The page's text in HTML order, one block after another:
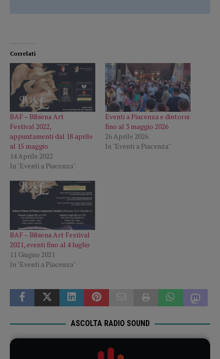
Correlati
BAF – Bibiena Art
Festival 2022,
appuntamenti dal 18 aprile
al 15 maggio
14 Aprile 2022
In "Eventi a Piacenza"
Eventi a Piacenza e dintorni
fino al 3 maggio 2026
26 Aprile 2026
In "Eventi a Piacenza"
BAF – Bibiena Art Festival
2021, eventi fino al 4 luglio
11 Giugno 2021
In "Eventi a Piacenza"
ASCOLTA RADIO SOUND